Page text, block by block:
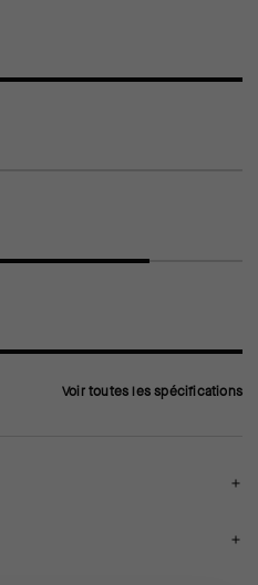
Voir toutes les spécifications